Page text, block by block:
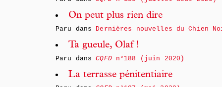
On peut plus rien dire
Paru dans Dernières nouvelles du Chien
Ta gueule, Olaf !
Paru dansCQFDn°188 (juin 2020)
La terrasse pénitentiaire